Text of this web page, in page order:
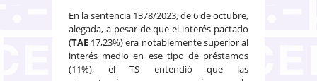
En la sentencia 1378/2023, de 6 de octubre,
alegada, a pesar de que el interés pactado
(TAE 17,23%) era notablemente superior al
interés medio en ese tipo de préstamos
(11%), el TS entendió que las